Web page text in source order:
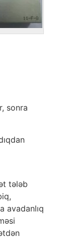
sonra
tələb
avadanlıq